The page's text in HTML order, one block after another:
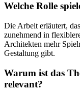
Welche Rolle
Die Arbeit erläutert,
zunehmend in
Architekten mehr
Gestaltung gibt.
Warum ist das
relevant?